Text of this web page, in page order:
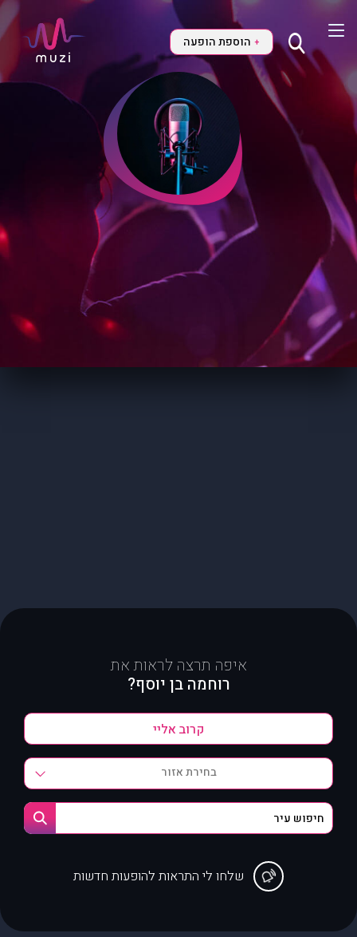
+ הוספת הופעה
איפה תרצה לראות את
רוחמה בן יוסף?
בחירת אזור
שלחו לי התראות להופעות חדשות